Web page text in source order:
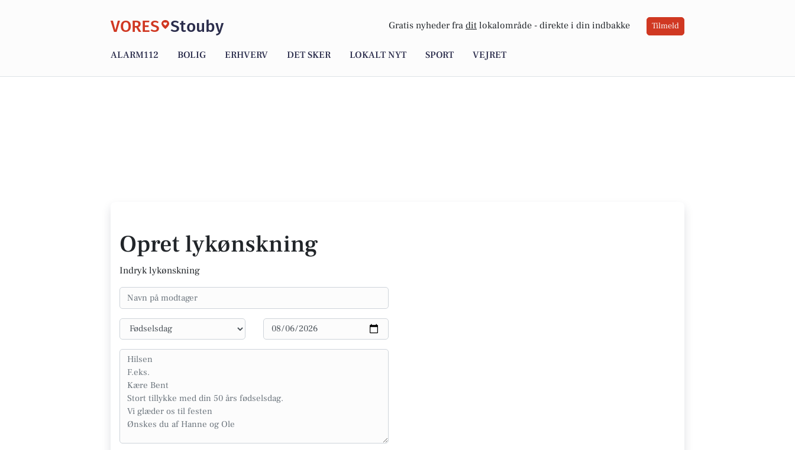
VORES Stouby Gratis nyheder fra dit lokalområde - direkte i din indbakke Tilmeld
ALARM112 BOLIG ERHVERV DET SKER LOKALT NYT SPORT VEJRET
Opret lykønskning
Indryk lykønskning